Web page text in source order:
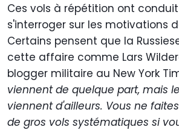
Ces vols à répétition ont
s'interroger sur les motivations
Certains pensent que la
cette affaire comme Lars
blogger militaire au New York
viennent de quelque part, mais
viennent d'ailleurs. Vous ne
de gros vols systématiques si